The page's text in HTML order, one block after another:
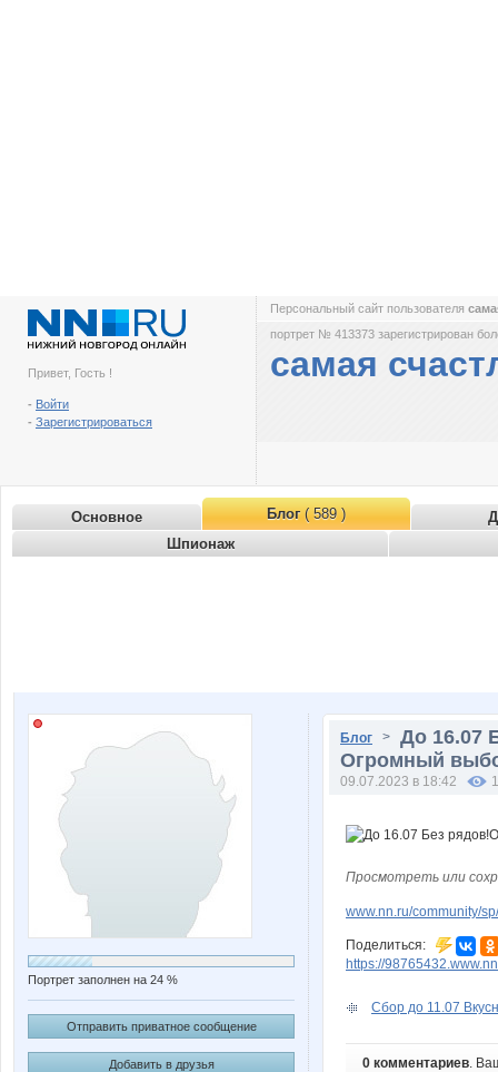
Привет, Гость !
- Войти
- Зарегистрироваться
Персональный сайт пользователя
портрет № 413373 зарегистрирован
самая
Основное Блог( 589 )
Шпионаж
Портрет заполнен на 24 %
Отправить приватное сообщение
Добавить в друзья
Блог > До 16.07
Огромный
09.07.2023 в 18:42
Просмотреть или
www.nn.ru/community/
Поделиться:
https://
Сбор до 11.07
0 комментариев.